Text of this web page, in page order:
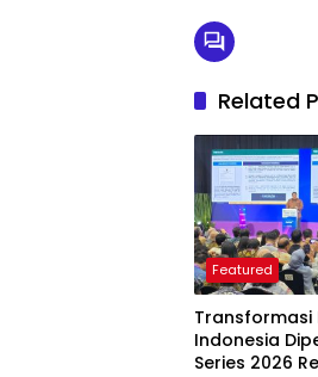
Related
Featured
Transformasi
Indonesia
Series 2026